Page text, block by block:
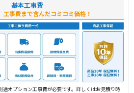
基本工事費
工事費まで含んだコミコミ価格！
オプション工事費が必要です。詳しくはお見積り時